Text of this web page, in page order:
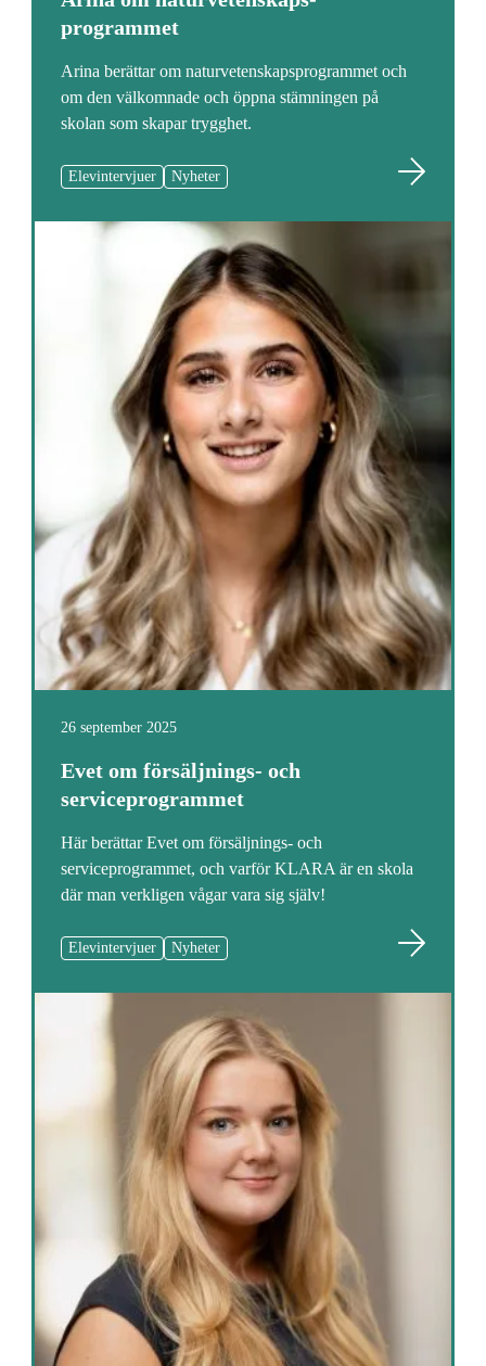
programmet
Arina berättar om naturvetenskapsprogrammet och
om den välkomnade och öppna stämningen på
skolan som skapar trygghet.
Elevintervjuer Nyheter
26 september 2025
Evet om försäljnings- och
serviceprogrammet
Här berättar Evet om försäljnings- och
serviceprogrammet, och varför KLARA är en skola
där man verkligen vågar vara sig själv!
Elevintervjuer Nyheter